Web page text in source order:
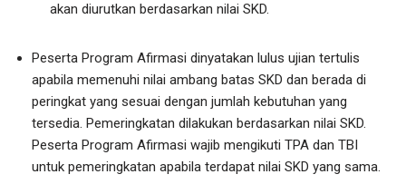
akan diurutkan berdasarkan nilai SKD.
Peserta Program Afirmasi dinyatakan lulus ujian tertulis
apabila memenuhi nilai ambang batas SKD dan berada di
peringkat yang sesuai dengan jumlah kebutuhan yang
tersedia. Pemeringkatan dilakukan berdasarkan nilai SKD.
Peserta Program Afirmasi wajib mengikuti TPA dan TBI
untuk pemeringkatan apabila terdapat nilai SKD yang sama.